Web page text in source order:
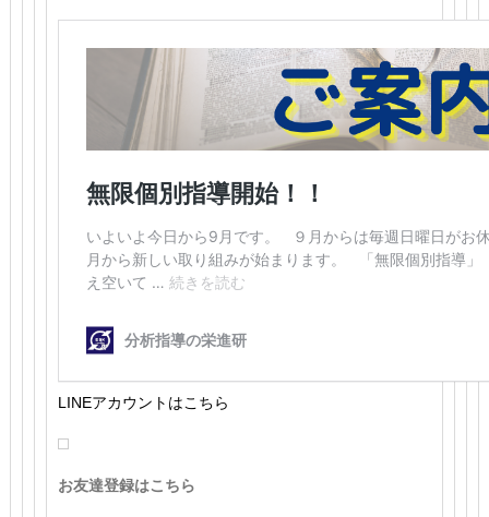
LINEアカウントはこちら
お友達登録はこちら